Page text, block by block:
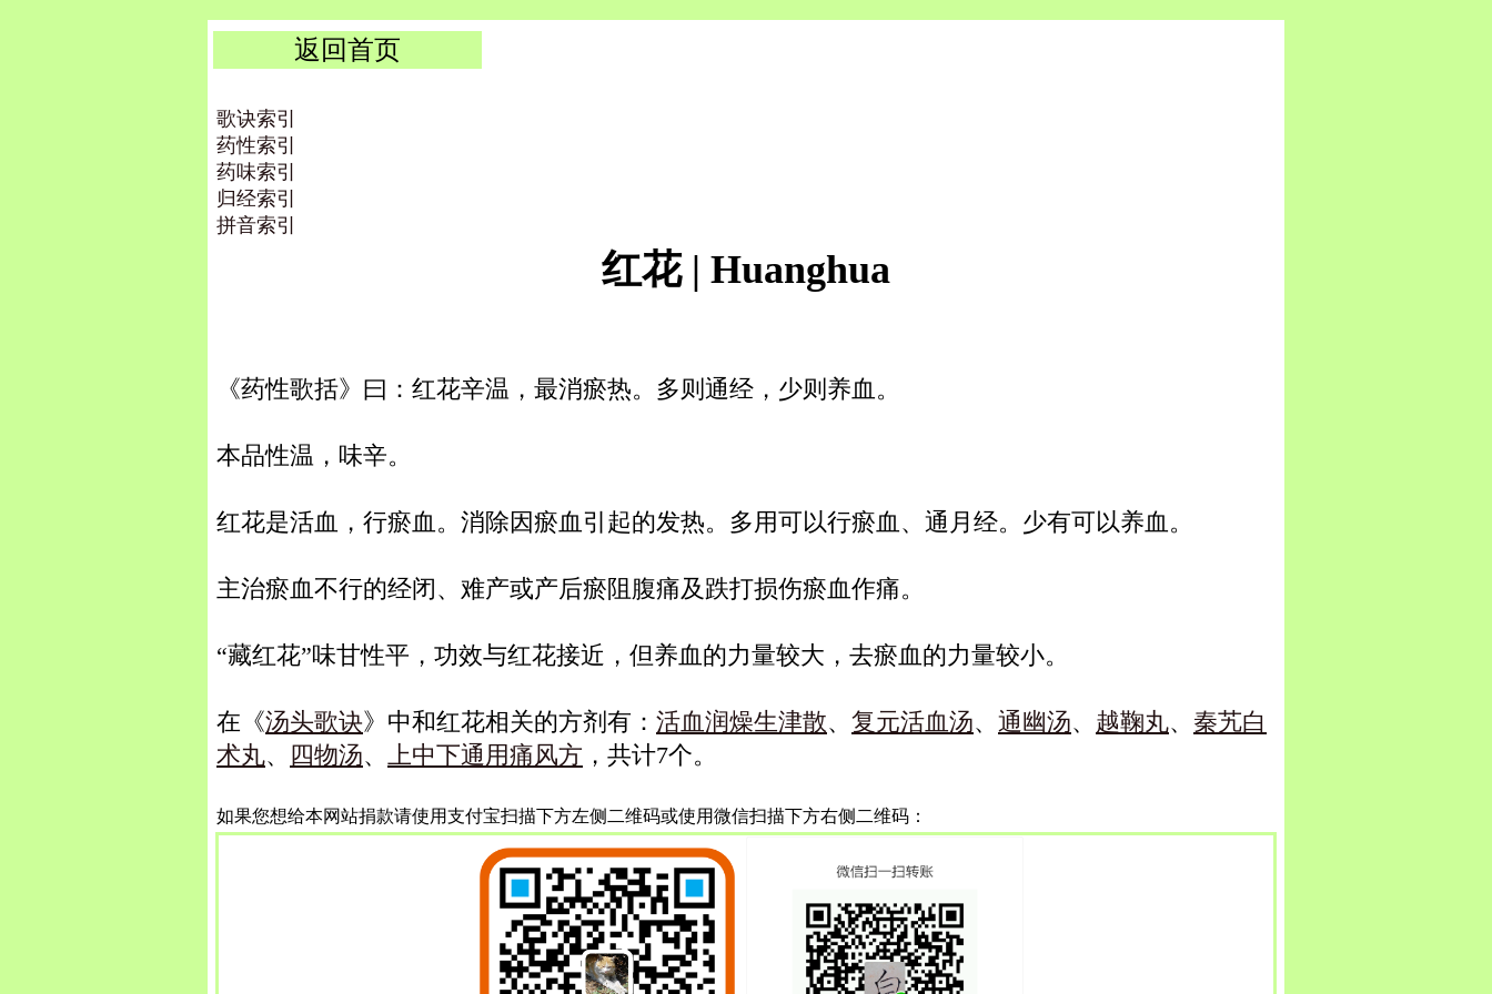
返回首页
歌诀索引
药性索引
药味索引
归经索引
拼音索引
红花 | Huanghua
《药性歌括》曰：红花辛温，最消瘀热。多则通经，少则养血。
本品性温，味辛。
红花是活血，行瘀血。消除因瘀血引起的发热。多用可以行瘀血、通月经。少有可以养血。
主治瘀血不行的经闭、难产或产后瘀阻腹痛及跌打损伤瘀血作痛。
“藏红花”味甘性平，功效与红花接近，但养血的力量较大，去瘀血的力量较小。
在《汤头歌诀》中和红花相关的方剂有： 活血润燥生津散、 复元活血汤、 通幽汤、 越鞠丸、 秦艽白
术丸、 四物汤、 上中下通用痛风方 ，共计7个。
如果您想给本网站捐款请使用支付宝扫描下方左侧二维码或使用微信扫描下方右侧二维码：